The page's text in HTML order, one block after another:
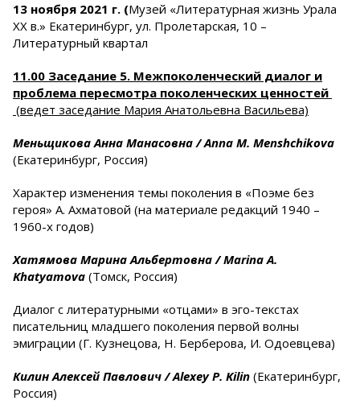
13 ноября 2021 г. (Музей «Литературная жизнь Урала
ХХ в.» Екатеринбург, ул. Пролетарская, 10 –
Литературный квартал
11.00 Заседание 5. Межпоколенческий диалог и
проблема пересмотра поколенческих ценностей
(ведет заседание Мария Анатольевна Васильева)
Меньщикова Анна Манасовна /Anna M. Menshchikova
(Екатеринбург, Россия)
Характер изменения темы поколения в «Поэме без
героя» А. Ахматовой (на материале редакций 1940 –
1960-х годов)
Хатямова Марина Альбертовна /Marina A.
Khatyamova (Томск, Россия)
Диалог с литературными «отцами» в эго-текстах
писательниц младшего поколения первой волны
эмиграции (Г. Кузнецова, Н. Берберова, И. Одоевцева)
Килин Алексей Павлович /Alexey P. Kilin (Екатеринбург,
Россия)